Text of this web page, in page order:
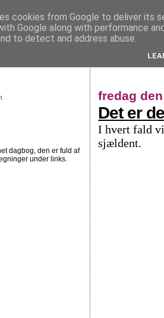
fredag
Det er
I hvert fald
sjældent.
dagbog, den er fuld af
under links.
cookies from Google to deliver its
Google along with performance
to detect and address abuse.